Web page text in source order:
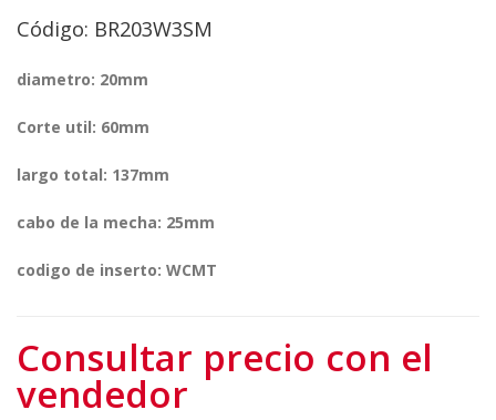
Código: BR203W3SM
diametro: 20mm
Corte util: 60mm
largo total: 137mm
cabo de la mecha: 25mm
codigo de inserto: WCMT
Consultar precio con el
vendedor